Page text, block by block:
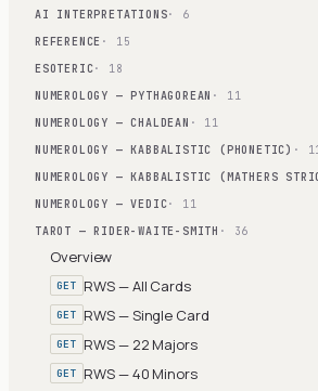
AI INTERPRETATIONS· 6
REFERENCE · 15
ESOTERIC· 18
NUMEROLOGY — PYTHAGOREAN · 11
NUMEROLOGY — CHALDEAN · 11
NUMEROLOGY — KABBALISTIC (PHONETIC) ·
NUMEROLOGY — KABBALISTIC (MATHERS
NUMEROLOGY — VEDIC· 11
TAROT — RIDER-WAITE-SMITH · 36
Overview
GET RWS — All Cards
GET RWS — Single Card
GET RWS — 22 Majors
GET RWS — 40 Minors